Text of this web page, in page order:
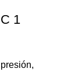
1
,